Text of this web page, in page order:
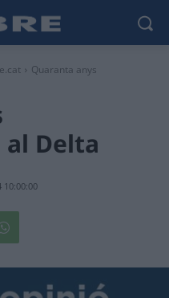
Quaranta anys
Delta
10:00:00